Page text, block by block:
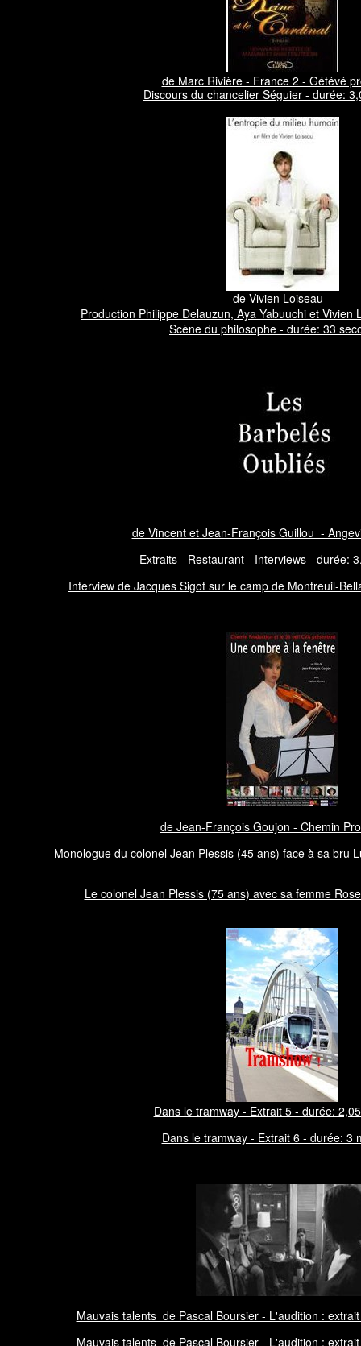
de Marc Rivière - France 2 - Gétévé
Discours du chancelier Séguier - durée:
de Vivien Loiseau
Production Philippe Delauzun, Aya Yabuuchi et
Scène du philosophe - durée: 33
de Vincent et Jean-François Guillou -
Extraits - Restaurant - Interviews - durée:
Interview de Jacques Sigot sur le camp de Montreuil-
de Jean-François Goujon - Chemin
Monologue du colonel Jean Plessis (45 ans) face à sa bru
Le colonel Jean Plessis (75 ans) avec sa femme
Dans le tramway - Extrait 5 - durée:
Dans le tramway - Extrait 6 - durée: 3
Mauvais talents de Pascal Boursier - L'audition :
Mauvais talents de Pascal Boursier - L'audition :